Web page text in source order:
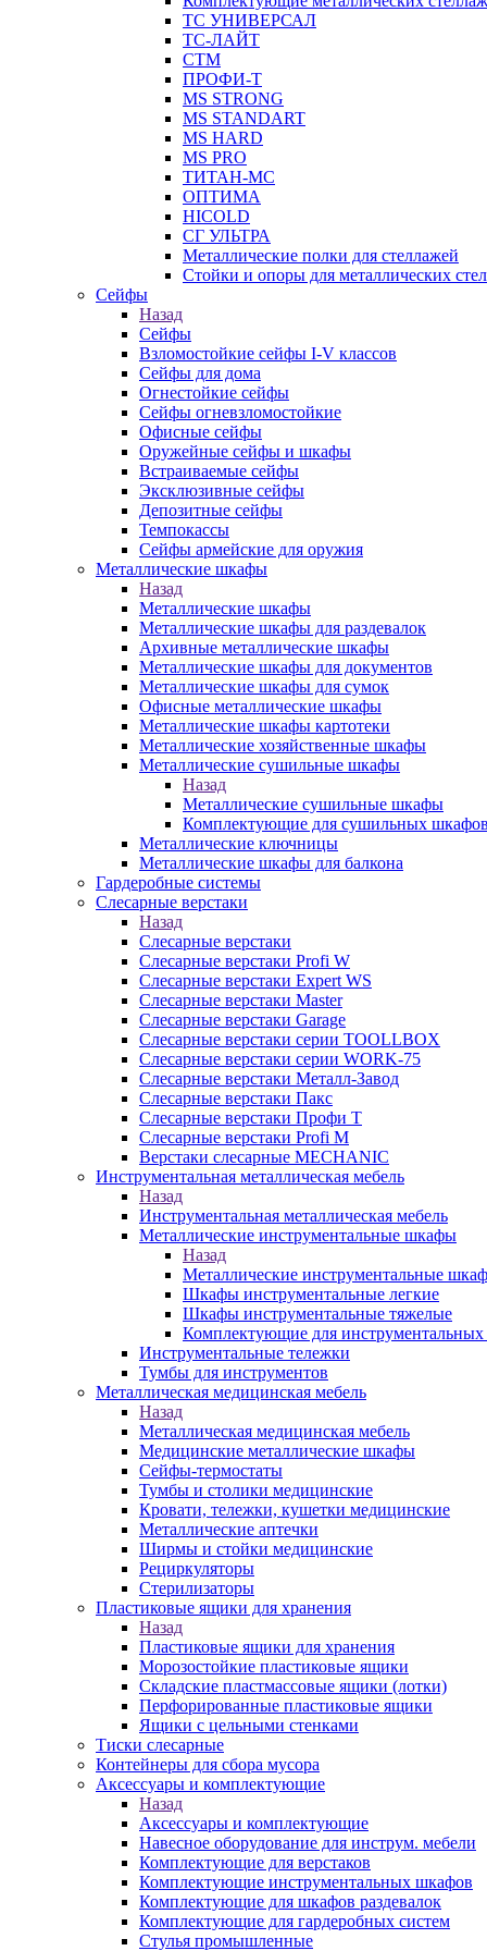
ТС УНИВЕРСАЛ
ТС-ЛАЙТ
СТМ
ПРОФИ-Т
MS STRONG
MS STANDART
MS HARD
MS PRO
ТИТАН-МС
ОПТИМА
HICOLD
СГ УЛЬТРА
Металлические полки для стеллажей
Стойки и опоры для металлических
Сейфы
Назад
Сейфы
Взломостойкие сейфы I-V классов
Сейфы для дома
Огнестойкие сейфы
Сейфы огневзломостойкие
Офисные сейфы
Оружейные сейфы и шкафы
Встраиваемые сейфы
Эксклюзивные сейфы
Депозитные сейфы
Темпокассы
Сейфы армейские для оружия
Металлические шкафы
Назад
Металлические шкафы
Металлические шкафы для раздевалок
Архивные металлические шкафы
Металлические шкафы для документов
Металлические шкафы для сумок
Офисные металлические шкафы
Металлические шкафы картотеки
Металлические хозяйственные шкафы
Металлические сушильные шкафы
Назад
Металлические сушильные шкафы
Комплектующие для сушильных шкафов
Металлические ключницы
Металлические шкафы для балкона
Гардеробные системы
Слесарные верстаки
Назад
Слесарные верстаки
Слесарные верстаки Profi W
Слесарные верстаки Expert WS
Слесарные верстаки Master
Слесарные верстаки Garage
Слесарные верстаки серии TOOLLBOX
Слесарные верстаки серии WORK-75
Слесарные верстаки Металл-Завод
Слесарные верстаки Пакс
Слесарные верстаки Профи Т
Слесарные верстаки Profi M
Верстаки слесарные MECHANIC
Инструментальная металлическая мебель
Назад
Инструментальная металлическая мебель
Металлические инструментальные шкафы
Назад
Металлические инструментальные
Шкафы инструментальные легкие
Шкафы инструментальные тяжелые
Комплектующие для
Инструментальные тележки
Тумбы для инструментов
Металлическая медицинская мебель
Назад
Металлическая медицинская мебель
Медицинские металлические шкафы
Сейфы-термостаты
Тумбы и столики медицинские
Кровати, тележки, кушетки медицинские
Металлические аптечки
Ширмы и стойки медицинские
Рециркуляторы
Стерилизаторы
Пластиковые ящики для хранения
Назад
Пластиковые ящики для хранения
Морозостойкие пластиковые ящики
Складские пластмассовые ящики (лотки)
Перфорированные пластиковые ящики
Ящики с цельными стенками
Тиски слесарные
Контейнеры для сбора мусора
Аксессуары и комплектующие
Назад
Аксессуары и комплектующие
Навесное оборудование для инструм. мебели
Комплектующие для верстаков
Комплектующие инструментальных шкафов
Комплектующие для шкафов раздевалок
Комплектующие для гардеробных систем
Стулья промышленные